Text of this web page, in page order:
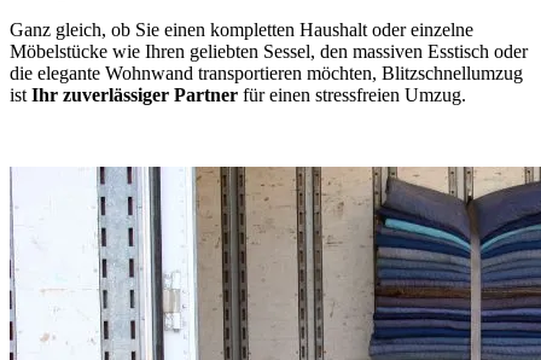
Ganz gleich, ob Sie einen kompletten Haushalt oder einzelne
Möbelstücke wie Ihren geliebten Sessel, den massiven Esstisch oder
die elegante Wohnwand transportieren möchten, Blitzschnellumzug
ist Ihr zuverlässiger Partner für einen stressfreien Umzug.